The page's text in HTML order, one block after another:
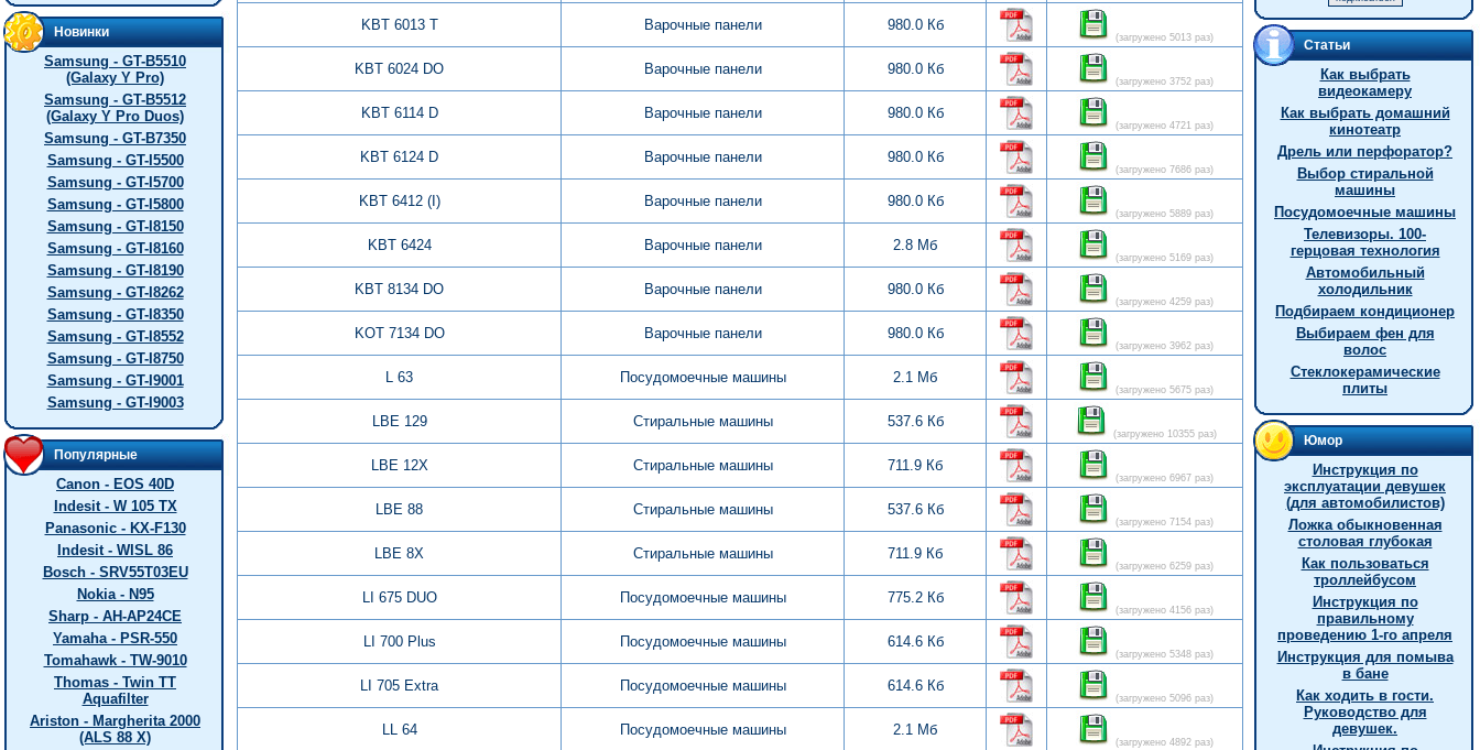
Новинки
Samsung - GT-B5510
(Galaxy Y Pro)
Samsung - GT-B5512
(Galaxy Y Pro Duos)
Samsung - GT-B7350
Samsung - GT-I5500
Samsung - GT-I5700
Samsung - GT-I5800
Samsung - GT-I8150
Samsung - GT-I8160
Samsung - GT-I8190
Samsung - GT-I8262
Samsung - GT-I8350
Samsung - GT-I8552
Samsung - GT-I8750
Samsung - GT-I9001
Samsung - GT-I9003
Популярные
Canon - EOS 40D
Indesit - W 105 TX
Panasonic - KX-F130
Indesit - WISL 86
Bosch - SRV55T03EU
Nokia - N95
Sharp - AH-AP24CE
Yamaha - PSR-550
Tomahawk - TW-9010
Thomas - Twin TT
Aquafilter
Ariston - Margherita 2000
(ALS 88 X)
KBT 6013 T Варочные панели 980.0 Кб
(загружено 5013 раз)
KBT 6024 DO Варочные панели 980.0 Кб
(загружено 3752 раз)
KBT 6114 D Варочные панели 980.0 Кб
(загружено 4721 раз)
KBT 6124 D Варочные панели 980.0 Кб
(загружено 7686 раз)
KBT 6412 (I) Варочные панели 980.0 Кб
(загружено 5889 раз)
KBT 6424 Варочные панели 2.8 Мб
(загружено 5169 раз)
KBT 8134 DO Варочные панели 980.0 Кб
(загружено 4259 раз)
KOT 7134 DO Варочные панели 980.0 Кб
(загружено 3962 раз)
L 63 Посудомоечные машины 2.1 Мб
(загружено 5675 раз)
LBE 129 Стиральные машины 537.6 Кб
(загружено 10355 раз)
LBE 12X Стиральные машины 711.9 Кб
(загружено 6967 раз)
LBE 88 Стиральные машины 537.6 Кб
(загружено 7154 раз)
LBE 8X Стиральные машины 711.9 Кб
(загружено 6259 раз)
LI 675 DUO Посудомоечные машины 775.2 Кб
(загружено 4156 раз)
LI 700 Plus Посудомоечные машины 614.6 Кб
(загружено 5348 раз)
LI 705 Extra Посудомоечные машины 614.6 Кб
(загружено 5096 раз)
LL 64 Посудомоечные машины 2.1 Мб
(загружено 4892 раз)
Статьи
Как выбрать
видеокамеру
Как выбрать домашний
кинотеатр
Дрель или перфоратор?
Выбор стиральной
машины
Посудомоечные машины
Телевизоры. 100-
герцовая технология
Автомобильный
холодильник
Подбираем кондиционер
Выбираем фен для
волос
Стеклокерамические
плиты
Юмор
Инструкция по
эксплуатации девушек
(для автомобилистов)
Ложка обыкновенная
столовая глубокая
Как пользоваться
троллейбусом
Инструкция по
правильному
проведению 1-го апреля
Инструкция для помыва
в бане
Как ходить в гости.
Руководство для
девушек.